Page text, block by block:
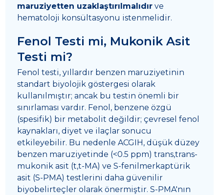
maruziyetten uzaklaştırılmalıdır ve
hematoloji konsültasyonu istenmelidir.
Fenol Testi mi, Mukonik Asit
Testi mi?
Fenol testi, yıllardır benzen maruziyetinin
standart biyolojik göstergesi olarak
kullanılmıştır; ancak bu testin önemli bir
sınırlaması vardır. Fenol, benzene özgü
(spesifik) bir metabolit değildir; çevresel fenol
kaynakları, diyet ve ilaçlar sonucu
etkileyebilir. Bu nedenle ACGIH, düşük düzey
benzen maruziyetinde (<0.5 ppm) trans,trans-
mukonik asit (t,t-MA) ve S-fenilmerkaptürik
asit (S-PMA) testlerini daha güvenilir
biyobelirteçler olarak önermiştir. S-PMA'nın